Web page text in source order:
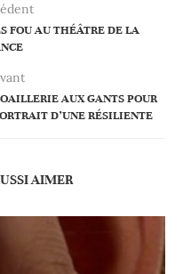
FOU AU THÉÂTRE DE LA
AUX GANTS POUR
D’UNE RÉSILIENTE
AIMER